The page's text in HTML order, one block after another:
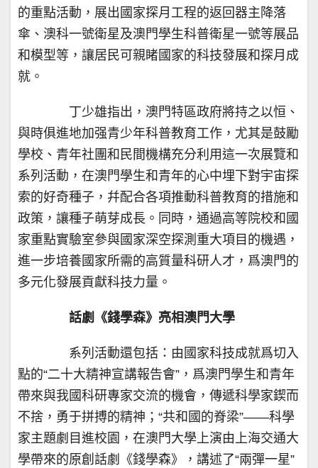
的重點活動，展出國家探月工程的返回器主降落
傘、澳科一號衛星及澳門學生科普衛星一號等展品
和模型等，讓居民可親睹國家的科技發展和探月成
就。
丁少雄指出，澳門特區政府將持之以恒、
與時俱進地加强青少年科普教育工作，尤其是鼓勵
學校、青年社團和民間機構充分利用這一次展覽和
系列活動，在澳門學生和青年的心中埋下對宇宙探
索的好奇種子，幷配合各項推動科普教育的措施和
政策，讓種子萌芽成長。同時，通過高等院校和國
家重點實驗室參與國家深空探測重大項目的機遇，
進一步培養國家所需的高質量科研人才，爲澳門的
多元化發展貢獻科技力量。
話劇《錢學森》亮相澳門大學
系列活動還包括：由國家科技成就爲切入
點的“二十大精神宣講報告會”，爲澳門學生和青年
帶來與我國科研專家交流的機會，傳遞科學家鍥而
不捨，勇于拼搏的精神；“共和國的脊梁”——科學
家主題劇目進校園，在澳門大學上演由上海交通大
學帶來的原創話劇《錢學森》，講述了“兩彈一星”